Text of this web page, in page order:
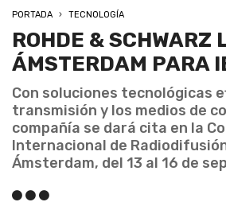
PORTADA TECNOLOGÍA
ROHDE & SCHWARZ
ÁMSTERDAM PARA
Con soluciones tecnológicas
transmisión y los medios de
compañía se dará cita en la
Internacional de
Ámsterdam, del 13 al 16 de